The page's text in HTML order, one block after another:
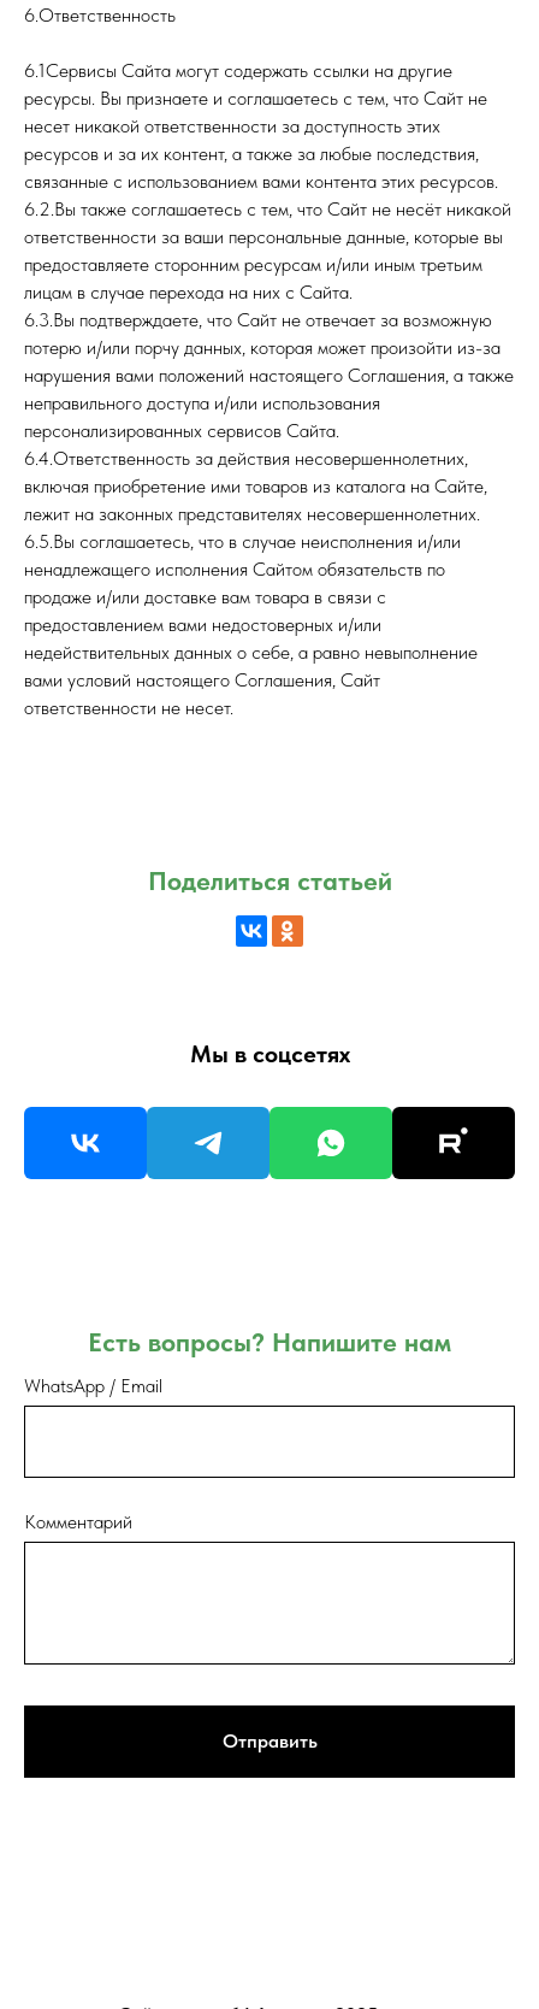
6.Ответственность
6.1Сервисы Сайта могут содержать ссылки на другие
ресурсы. Вы признаете и соглашаетесь с тем, что Сайт не
несет никакой ответственности за доступность этих
ресурсов и за их контент, а также за любые последствия,
связанные с использованием вами контента этих ресурсов.
6.2.Вы также соглашаетесь с тем, что Сайт не несёт никакой
ответственности за ваши персональные данные, которые вы
предоставляете сторонним ресурсам и/или иным третьим
лицам в случае перехода на них с Сайта.
6.3.Вы подтверждаете, что Сайт не отвечает за возможную
потерю и/или порчу данных, которая может произойти из-за
нарушения вами положений настоящего Соглашения, а также
неправильного доступа и/или использования
персонализированных сервисов Сайта.
6.4.Ответственность за действия несовершеннолетних,
включая приобретение ими товаров из каталога на Сайте,
лежит на законных представителях несовершеннолетних.
6.5.Вы соглашаетесь, что в случае неисполнения и/или
ненадлежащего исполнения Сайтом обязательств по
продаже и/или доставке вам товара в связи с
предоставлением вами недостоверных и/или
недействительных данных о себе, а равно невыполнение
вами условий настоящего Соглашения, Сайт
ответственности не несет.
Поделиться статьей
Мы в соцсетях
Есть вопросы? Напишите нам
WhatsApp / Email
Комментарий
Отправить